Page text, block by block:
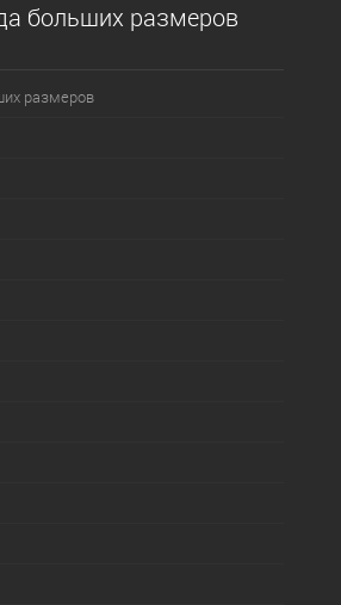
больших размеров
размеров